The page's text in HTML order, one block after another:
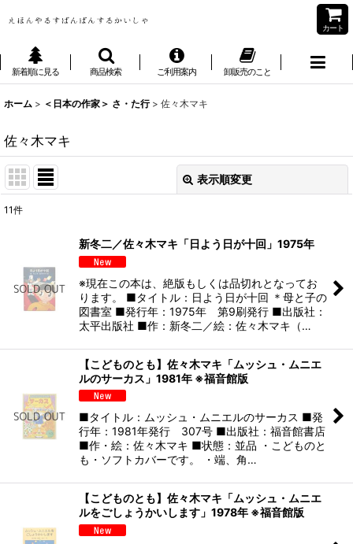
カート
新着順に見る 商品検索 ご利用案内 卸販売のこと
ホーム > ＜日本の作家＞ さ・た行 > 佐々木マキ
佐々木マキ
表示順変更
並び順:
絞り込む
11件
新冬二／佐々木マキ「日よう日が十回」1975年
※現在この本は、絶版もしくは品切れとなってお
ります。 ■タイトル：日よう日が十回 ＊母と子の
図書室 ■発行年：1975年 第9刷発行 ■出版社：
太平出版社 ■作：新冬二／絵：佐々木マキ（…
【こどものとも】佐々木マキ「ムッシュ・ムニエ
ルのサーカス」1981年 ※福音館版
■タイトル：ムッシュ・ムニエルのサーカス ■発
行年：1981年発行 307号 ■出版社：福音館書店
■作・絵：佐々木マキ ■状態：並品 ・こどものと
も・ソフトカバーです。 ・端、角…
【こどものとも】佐々木マキ「ムッシュ・ムニエ
ルをごしょうかいします」1978年 ※福音館版